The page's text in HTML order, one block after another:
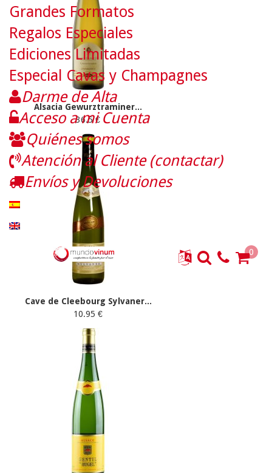
Alsacia Gewurztraminer...
36.5 €
Cave de Cleebourg Sylvaner...
10.95 €
Grandes Formatos
Regalos Especiales
Ediciones Limitadas
Especial Cavas y Champagnes
Darme de Alta
Acceso a mi Cuenta
Quiénes somos
Atención al Cliente (contactar)
Envíos y Devoluciones
0